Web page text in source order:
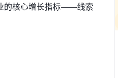
的核心增长指标——线索